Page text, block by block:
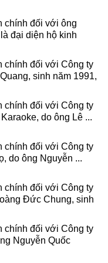
chính đối với ông
đại diện hộ kinh
chính đối với Công ty
sinh năm 1991,
chính đối với Công ty
do ông Lê ...
chính đối với Công ty
do ông Nguyễn ...
chính đối với Công ty
Đức Chung, sinh
chính đối với Công ty
Nguyễn Quốc